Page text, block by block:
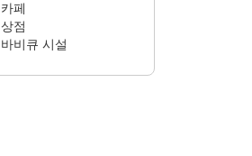
카페
상점
바비큐 시설